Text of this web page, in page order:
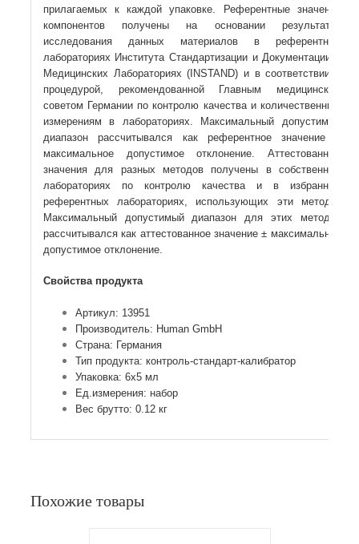
прилагаемых к каждой упаковке. Референтные значения
компонентов получены на основании результатов
исследования данных материалов в референтных
лабораториях Института Стандартизации и Документации в
Медицинских Лабораториях (INSTAND) и в соответствии с
процедурой, рекомендованной Главным медицинским
советом Германии по контролю качества и количественным
измерениям в лабораториях. Максимальный допустимый
диапазон рассчитывался как референтное значение ±
максимальное допустимое отклонение. Аттестованные
значения для разных методов получены в собственных
лабораториях по контролю качества и в избранных
референтных лабораториях, использующих эти методы.
Максимальный допустимый диапазон для этих методов
рассчитывался как аттестованное значение ± максимальное
допустимое отклонение.
Свойства продукта
Артикул: 13951
Производитель: Human GmbH
Страна: Германия
Тип продукта: контроль-стандарт-калибратор
Упаковка: 6х5 мл
Ед.измерения: набор
Вес брутто: 0.12 кг
Похожие товары